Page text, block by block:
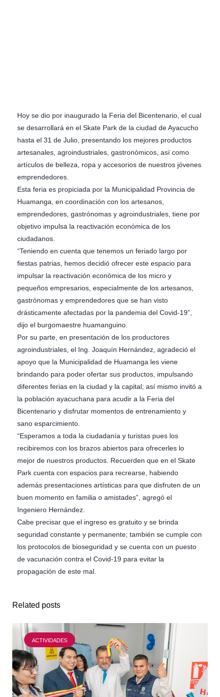
Hoy se dio por inaugurado la Feria del Bicentenario, el cual
se desarrollará en el Skate Park de la ciudad de Ayacucho
hasta el 31 de Julio, presentando los mejores productos
artesanales, agroindustriales, gastronómicos, así como
artículos de belleza, ropa y accesorios de nuestros jóvenes
emprendedores.
Esta feria es propiciada por la Municipalidad Provincia de
Huamanga, en coordinación con los artesanos,
emprendedores, gastrónomas y agroindustriales, tiene por
objetivo impulsa la reactivación económica de los
ciudadanos.
“Teniendo en cuenta que tenemos un feriado largo por
fiestas patrias, hemos decidió ofrecer este espacio para
impulsar la reactivación económica de los micro y
pequeños empresarios, especialmente de los artesanos,
gastrónomas y emprendedores que se han visto
drásticamente afectadas por la pandemia del Covid-19”,
dijo el burgomaestre huamanguino.
Por su parte, en presentación de los productores
agroindustriales, el Ing. Joaquín Hernández, agradeció el
apoyo que la Municipalidad de Huamanga les viene
brindando para poder ofertar sus productos, impulsando
diferentes ferias en la ciudad y la capital; así mismo invitó a
la población ayacuchana para acudir a la Feria del
Bicentenario y disfrutar momentos de entrenamiento y
sano esparcimiento.
“Esperamos a toda la ciudadanía y turistas pues los
recibiremos con los brazos abiertos para ofrecerles lo
mejor de nuestros productos. Recuerden que en el Skate
Park cuenta con espacios para recrearse, habiendo
además presentaciones artísticas para que disfruten de un
buen momento en familia o amistades”, agregó el
Ingeniero Hernández.
Cabe precisar que el ingreso es gratuito y se brinda
seguridad constante y permanente; también se cumple con
los protocolos de bioseguridad y se cuenta con un puesto
de vacunación contra el Covid-19 para evitar la
propagación de este mal.
Related posts
ACTIVIDADES